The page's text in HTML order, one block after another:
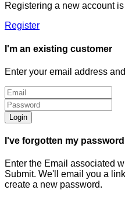
Registering a new account
Register
I'm an existing customer
Enter your email address
Login
I've forgotten my password
Enter the Email associated
Submit. We'll email you a
create a new password.